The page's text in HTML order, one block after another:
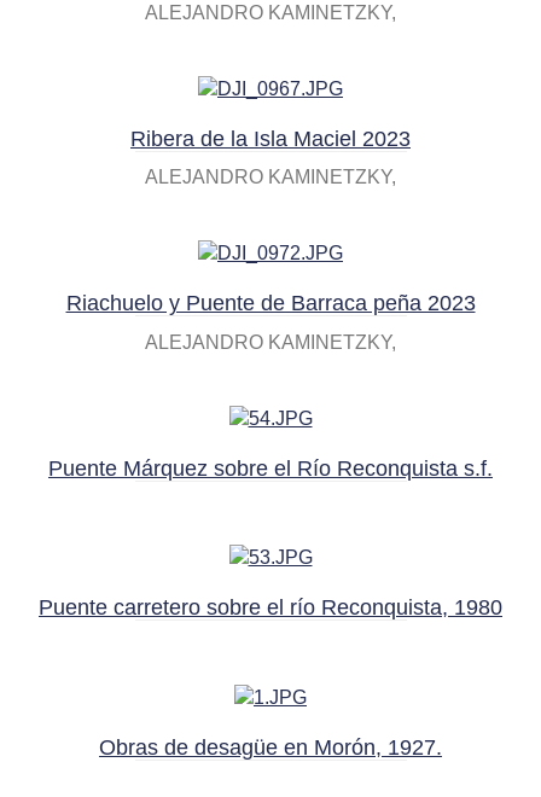
ALEJANDRO KAMINETZKY
Ribera de la Isla Maciel 2023
ALEJANDRO KAMINETZKY
Riachuelo y Puente de Barraca peña 2023
ALEJANDRO KAMINETZKY
Puente Márquez sobre el Río Reconquista s.f.
Puente carretero sobre el río Reconquista, 1980
Obras de desagüe en Morón, 1927.